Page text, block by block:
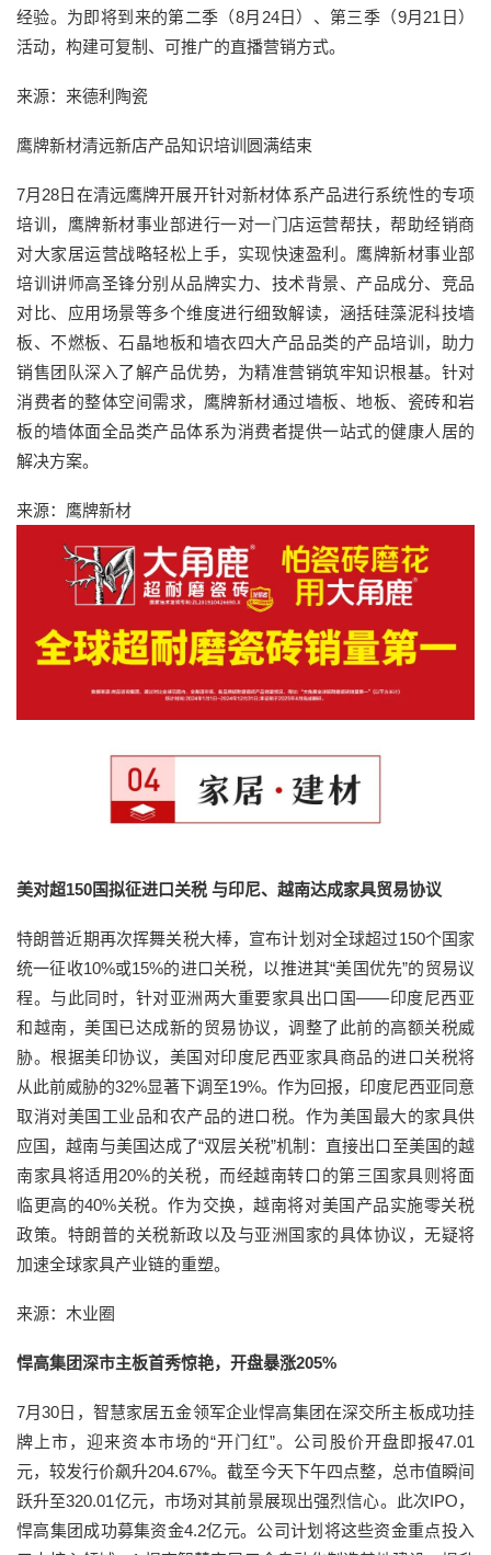
经验。为即将到来的第二季（8月24日）、第三季（9月21日）
活动，构建可复制、可推广的直播营销方式。
来源：来德利陶瓷
鹰牌新材清远新店产品知识培训圆满结束
7月28日在清远鹰牌开展开针对新材体系产品进行系统性的专项
培训，鹰牌新材事业部进行一对一门店运营帮扶，帮助经销商
对大家居运营战略轻松上手，实现快速盈利。鹰牌新材事业部
培训讲师高圣锋分别从品牌实力、技术背景、产品成分、竞品
对比、应用场景等多个维度进行细致解读，涵括硅藻泥科技墙
板、不燃板、石晶地板和墙衣四大产品品类的产品培训，助力
销售团队深入了解产品优势，为精准营销筑牢知识根基。针对
消费者的整体空间需求，鹰牌新材通过墙板、地板、瓷砖和岩
板的墙体面全品类产品体系为消费者提供一站式的健康人居的
解决方案。
来源：鹰牌新材
美对超150国拟征进口关税 与印尼、越南达成家具贸易协议
特朗普近期再次挥舞关税大棒，宣布计划对全球超过150个国家
统一征收10%或15%的进口关税，以推进其“美国优先”的贸易议
程。与此同时，针对亚洲两大重要家具出口国——印度尼西亚
和越南，美国已达成新的贸易协议，调整了此前的高额关税威
胁。根据美印协议，美国对印度尼西亚家具商品的进口关税将
从此前威胁的32%显著下调至19%。作为回报，印度尼西亚同意
取消对美国工业品和农产品的进口税。作为美国最大的家具供
应国，越南与美国达成了“双层关税”机制：直接出口至美国的越
南家具将适用20%的关税，而经越南转口的第三国家具则将面
临更高的40%关税。作为交换，越南将对美国产品实施零关税
政策。特朗普的关税新政以及与亚洲国家的具体协议，无疑将
加速全球家具产业链的重塑。
来源：木业圈
悍高集团深市主板首秀惊艳，开盘暴涨205%
7月30日，智慧家居五金领军企业悍高集团在深交所主板成功挂
牌上市，迎来资本市场的“开门红”。公司股价开盘即报47.01
元，较发行价飙升204.67%。截至今天下午四点整，总市值瞬间
跃升至320.01亿元，市场对其前景展现出强烈信心。此次IPO，
悍高集团成功募集资金4.2亿元。公司计划将这些资金重点投入